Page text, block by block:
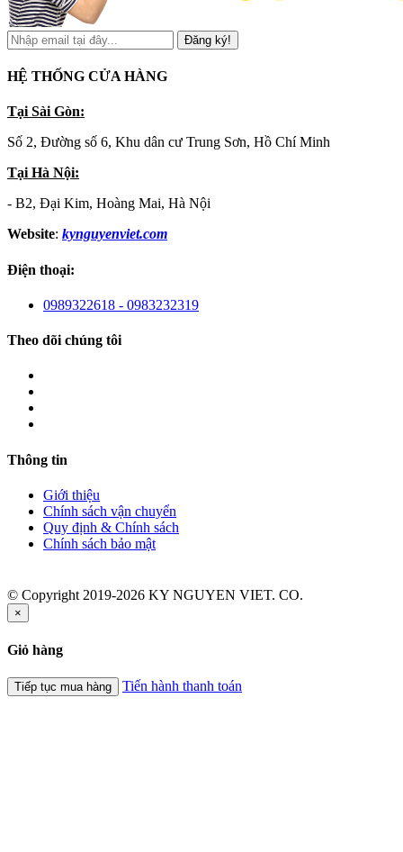
Đăng ký!
HỆ THỐNG CỬA HÀNG
Tại Sài Gòn:
Số 2, Đường số 6, Khu dân cư Trung Sơn, Hồ Chí Minh
Tại Hà Nội:
- B2, Đại Kim, Hoàng Mai, Hà Nội
Website: kynguyenviet.com
Điện thoại:
0989322618 - 0983232319
Theo dõi chúng tôi
Thông tin
Giới thiệu
Chính sách vận chuyển
Quy định & Chính sách
Chính sách bảo mật
© Copyright 2019-2026 KY NGUYEN VIET. CO.
×
Giỏ hàng
Tiếp tục mua hàng Tiến hành thanh toán